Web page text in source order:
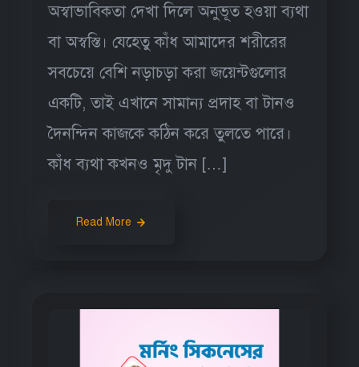
অস্বাভাবিকতা দেখা দিলে অনুভূত হওয়া ব্যথা
বা অস্বস্তি। যেহেতু কাঁধ আমাদের শরীরের
সবচেয়ে বেশি নড়াচড়া করা জয়েন্টগুলোর
একটি, তাই এখানে সামান্য প্রদাহ বা টানও
দৈনন্দিন কাজকে কঠিন করে তুলতে পারে।
কাঁধ ব্যথা কখনও মৃদু টান […]
Read More